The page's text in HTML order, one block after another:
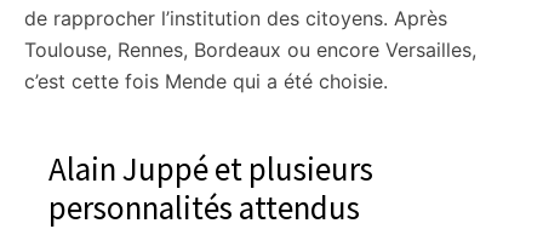
de rapprocher l’institution des citoyens. Après
Toulouse, Rennes, Bordeaux ou encore Versailles,
c’est cette fois Mende qui a été choisie.
Alain Juppé et plusieurs
personnalités attendus